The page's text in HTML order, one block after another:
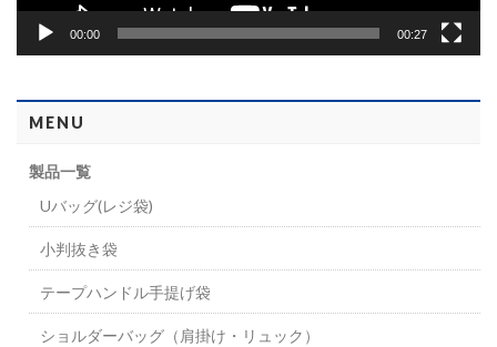
00:00 00:27
MENU
製品一覧
Uバッグ(レジ袋)
小判抜き袋
テープハンドル手提げ袋
ショルダーバッグ（肩掛け・リュック）